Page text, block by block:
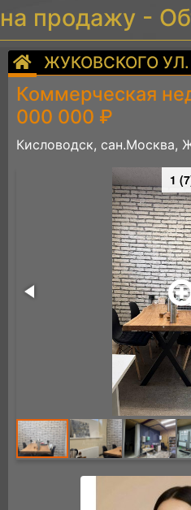
на продажу -
ЖУКОВСКОГО УЛ.
Коммерческая
000 000 ₽
Кисловодск, сан.Москва,
1